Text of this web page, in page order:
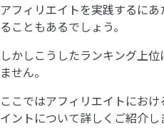
アフィリエイトを実践するに
ることもあるでしょう。
しかしこうしたランキング上
ません。
ここではアフィリエイトにお
イントについて詳しくご紹介し